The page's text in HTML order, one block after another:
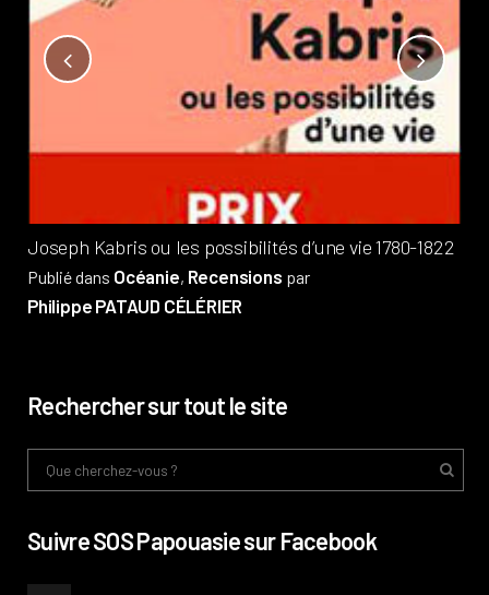
Joseph Kabris ou les possibilités d’une vie 1780-1822
Publié dans Océanie, Recensions par
Philippe PATAUD CÉLÉRIER
Rechercher sur tout le site
Suivre SOS Papouasie sur Facebook